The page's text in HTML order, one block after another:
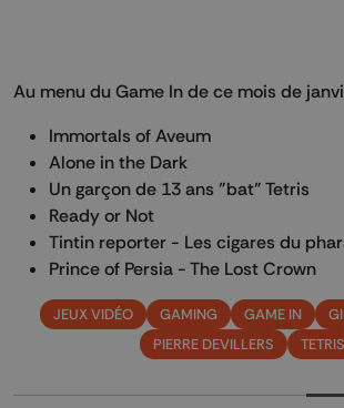
Au menu du Game In de ce mois de
Immortals of Aveum
Alone in the Dark
Un garçon de 13 ans "bat" Tetris
Ready or Not
Tintin reporter - Les cigares du
Prince of Persia - The Lost Crown
JEUX VIDÉO GAMING GAME IN
PIERRE DEVILLERS
TETRIS